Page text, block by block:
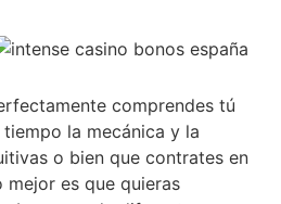
comprendes tú
la mecánica y la
o bien que contrates en
mejor es que quieras